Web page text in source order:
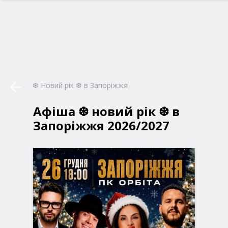
❆ Новий рік ❆ в Запоріжжя
Афіша ❆ новий рік ❆ в
Запоріжжя 2026/2027